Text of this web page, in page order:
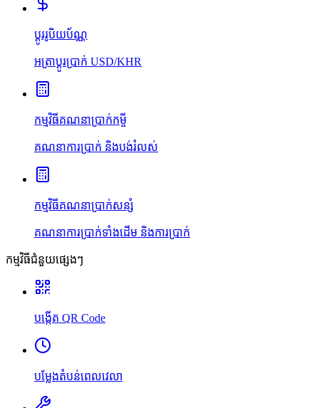
ប្ដូររូបិយប័ណ្ណ
អត្រាប្ដូរប្រាក់ USD/KHR
កម្មវិធីគណនាប្រាក់កម្ចី
គណនាការប្រាក់ និងបង់រំលស់
កម្មវិធីគណនាប្រាក់សន្សំ
គណនាការប្រាក់ទាំងដើម និងការប្រាក់
កម្មវិធីជំនួយផ្សេងៗ
បង្កើត QR Code
បម្លែងតំបន់ពេលវេលា